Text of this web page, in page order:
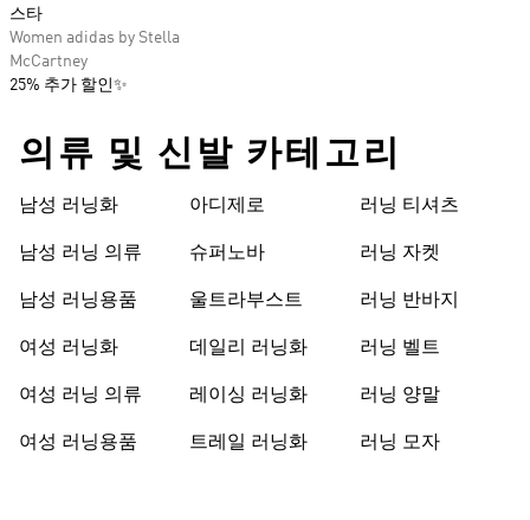
스타
Women adidas by Stella
McCartney
25% 추가 할인✨
의류 및 신발 카테고리
남성 러닝화
남성 러닝 의류
남성 러닝용품
여성 러닝화
여성 러닝 의류
여성 러닝용품
아디제로
슈퍼노바
울트라부스트
데일리 러닝화
레이싱 러닝화
트레일 러닝화
러닝 티셔츠
러닝 자켓
러닝 반바지
러닝 벨트
러닝 양말
러닝 모자